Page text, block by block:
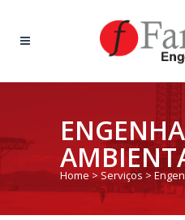
Home> Serviços >